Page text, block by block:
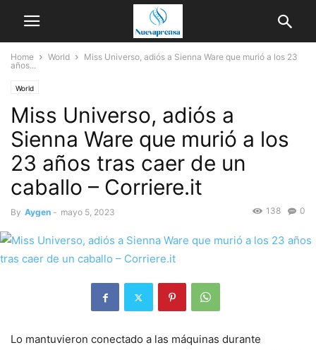
Home World
Miss Universo, adiós a Sienna Ware que murió a los 23
años...
World
Miss Universo, adiós a
Sienna Ware que murió a los
23 años tras caer de un
caballo – Corriere.it
By Aygen - mayo 5, 2023 0
138
Lo mantuvieron conectado a las máquinas durante